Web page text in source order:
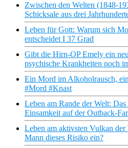
Zwischen den Welten (1848-
Schicksale aus drei
Leben für Gott: Warum sich
entscheidet I 37 Grad
Gibt die Hirn-OP Emely ein
psychische Krankheiten noch
Ein Mord im Alkoholrausch,
#Mord #Knast
Leben am Rande der Welt:
Einsamkeit auf der Outback-
Leben am aktivsten Vulkan
Mann dieses Risiko ein?